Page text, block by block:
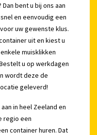
bent u bij ons aan
en eenvoudig een
uw gewenste klus.
uit en kiest u
muisklikken
u op werkdagen
wordt deze de
geleverd!
in heel Zeeland en
regio een
container huren. Dat